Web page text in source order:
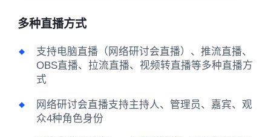
多种直播方式
支持电脑直播（网络研讨会直播）、推流直播、
OBS直播、拉流直播、视频转直播等多种直播方
式
网络研讨会直播支持主持人、管理员、嘉宾、观
众4种角色身份